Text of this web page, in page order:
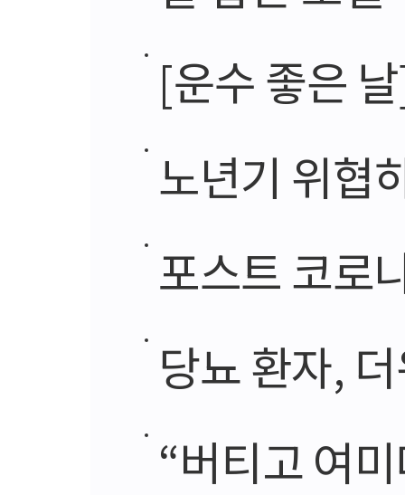
[운수 좋은
노년기 위협
포스트 코로
당뇨 환자,
“버티고 여